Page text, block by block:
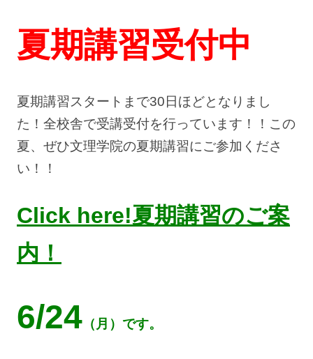
夏期講習受付中
夏期講習スタートまで30日ほどとなりまし
た！全校舎で受講受付を行っています！！この
夏、ぜひ文理学院の夏期講習にご参加くださ
い！！
Click here!夏期講習のご案
内！
6/24 （月）です。